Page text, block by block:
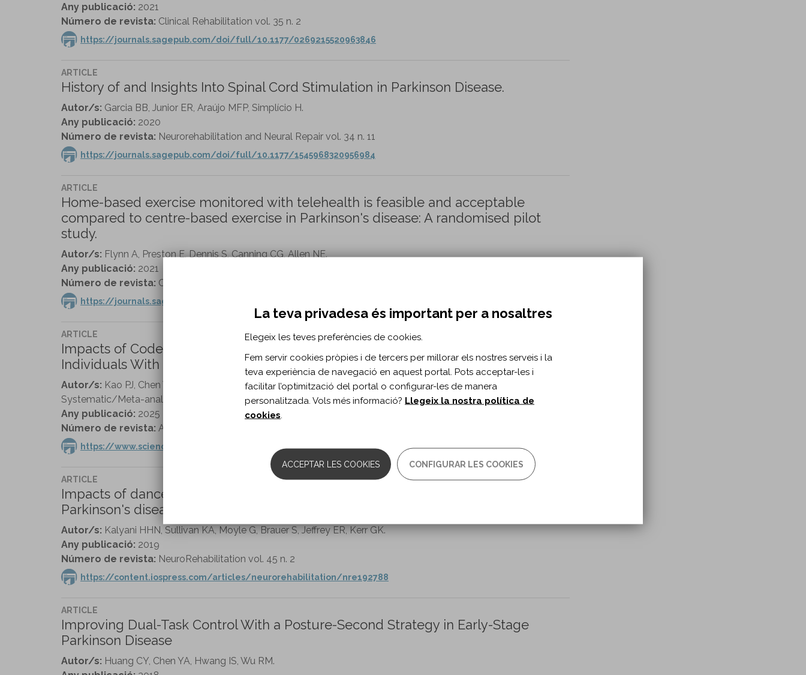
Any publicació: 2021
Número de revista: Clinical Rehabilitation vol. 35 n. 2
https://journals.sagepub.com/doi/full/10.1177/0269215520963846
ARTICLE
History of and Insights Into Spinal Cord Stimulation in Parkinson Disease.
Autor/s: Garcia BB, Junior ER, Araújo MFP, Simplício H.
Any publicació: 2020
Número de revista: Neurorehabilitation and Neural Repair vol. 34 n. 11
https://journals.sagepub.com/doi/full/10.1177/1545968320956984
ARTICLE
Home-based exercise monitored with telehealth is feasible and acceptable
compared to centre-based exercise in Parkinson's disease: A randomised pilot
study.
Autor/s: Flynn A, Preston E, Dennis S, Canning CG, Allen NE.
Any publicació: 2021
Número de revista: Clinical Rehabilitation vol. 35 n. 5
https://journals.sagepub.com/doi/full/10.1177/0269215520976265
ARTICLE
Impacts of Codependent Cognitive-Motor Training on Balance and Cognition in
Individuals With Parkinson Disease: A Systematic Review and Meta-analysis.
Autor/s: Kao PJ, Chen WY, Wang SY, Wang RY, Tsai MW, Shih HT, Yang YR.
Systematic/Meta-analytic Reviews
Any publicació: 2025
Número de revista: Archives of Physical Medicine and Rehabilitation. vol. 106 n. 11
https://www.sciencedirect.com/science/article/pii/S0003999325007750
ARTICLE
Impacts of dance on cognition, psychological symptoms and quality of life in
Parkinson's disease.
Autor/s: Kalyani HHN, Sullivan KA, Moyle G, Brauer S, Jeffrey ER, Kerr GK.
Any publicació: 2019
Número de revista: NeuroRehabilitation vol. 45 n. 2
https://content.iospress.com/articles/neurorehabilitation/nre192788
ARTICLE
Improving Dual-Task Control With a Posture-Second Strategy in Early-Stage
Parkinson Disease
Autor/s: Huang CY, Chen YA, Hwang IS, Wu RM.
La teva privadesa és important per a nosaltres
Elegeix les teves preferències de cookies.
Fem servir cookies pròpies i de tercers per millorar els nostres serveis i la
teva experiència de navegació en aquest portal. Pots acceptar-les i
facilitar l’optimització del portal o configurar-les de manera
personalitzada. Vols més informació? Llegeix la nostra política de
cookies
ACCEPTAR LES COOKIES CONFIGURAR LES COOKIES